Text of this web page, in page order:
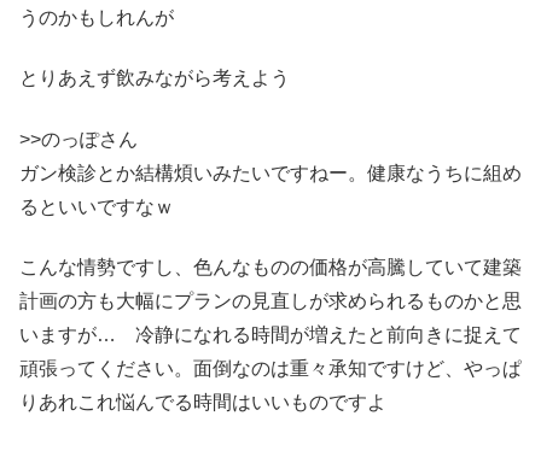
うのかもしれんが
とりあえず飲みながら考えよう
>>のっぽさん
ガン検診とか結構煩いみたいですねー。健康なうちに組め
るといいですなｗ
こんな情勢ですし、色んなものの価格が高騰していて建築
計画の方も大幅にプランの見直しが求められるものかと思
いますが… 冷静になれる時間が増えたと前向きに捉えて
頑張ってください。面倒なのは重々承知ですけど、やっぱ
りあれこれ悩んでる時間はいいものですよ